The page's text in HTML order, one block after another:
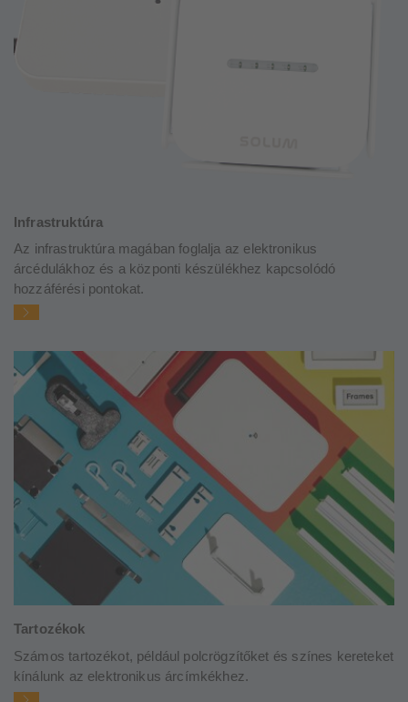
Infrastruktúra
Az infrastruktúra magában foglalja az elektronikus
árcédulákhoz és a központi készülékhez kapcsolódó
hozzáférési pontokat.
Tartozékok
Számos tartozékot, például polcrögzítőket és színes kereteket
kínálunk az elektronikus árcímkékhez.